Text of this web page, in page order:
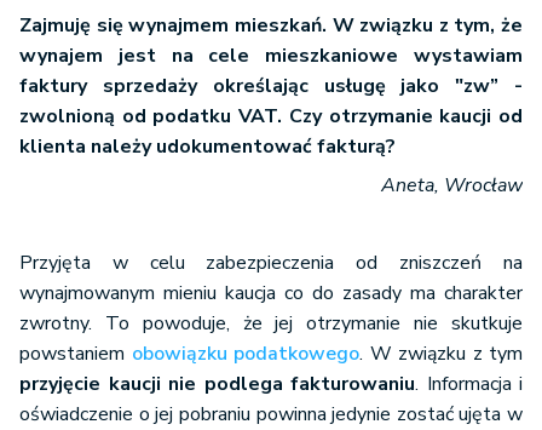
Zajmuję się wynajmem mieszkań. W związku z tym, że
wynajem jest na cele mieszkaniowe wystawiam
faktury sprzedaży określając usługę jako "zw” -
zwolnioną od podatku VAT. Czy otrzymanie kaucji od
klienta należy udokumentować fakturą?
Aneta, Wrocław
Przyjęta w celu zabezpieczenia od zniszczeń na
wynajmowanym mieniu kaucja co do zasady ma charakter
zwrotny. To powoduje, że jej otrzymanie nie skutkuje
powstaniem obowiązku podatkowego. W związku z tym
przyjęcie kaucji nie podlega fakturowaniu. Informacja i
oświadczenie o jej pobraniu powinna jedynie zostać ujęta w